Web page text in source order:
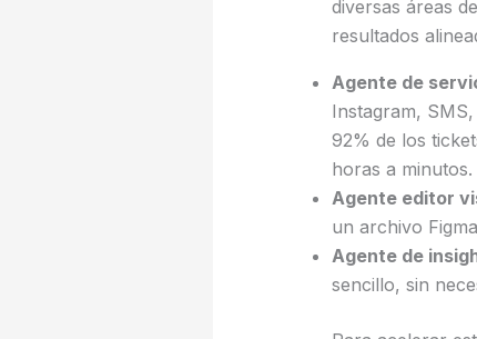
diversas áreas
resultados
Agente de
Instagram,
92% de los
horas a minutos.
Agente editor
un archivo
Agente de
sencillo, sin